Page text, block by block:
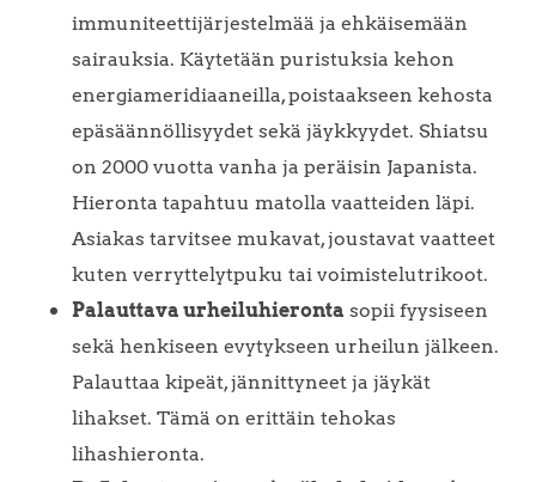
immuniteettijärjestelmää ja ehkäisemään
sairauksia. Käytetään puristuksia kehon
energiameridiaaneilla, poistaakseen kehosta
epäsäännöllisyydet sekä jäykkyydet. Shiatsu
on 2000 vuotta vanha ja peräisin Japanista.
Hieronta tapahtuu matolla vaatteiden läpi.
Asiakas tarvitsee mukavat, joustavat vaatteet
kuten verryttelytpuku tai voimistelutrikoot.
Palauttava urheiluhieronta sopii fyysiseen
sekä henkiseen evytykseen urheilun jälkeen.
Palauttaa kipeät, jännittyneet ja jäykät
lihakset. Tämä on erittäin tehokas
lihashieronta.